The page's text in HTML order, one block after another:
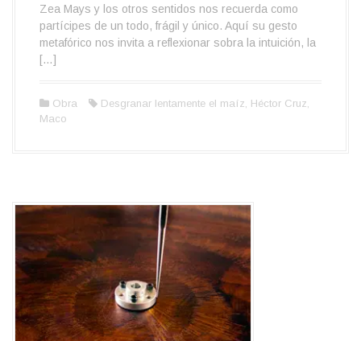
Zea Mays y los otros sentidos nos recuerda como
partícipes de un todo, frágil y único. Aquí su gesto
metafórico nos invita a reflexionar sobra la intuición, la
[…]
Obra Desgranar lentamente el maíz, Héctor Cruz,
Maco